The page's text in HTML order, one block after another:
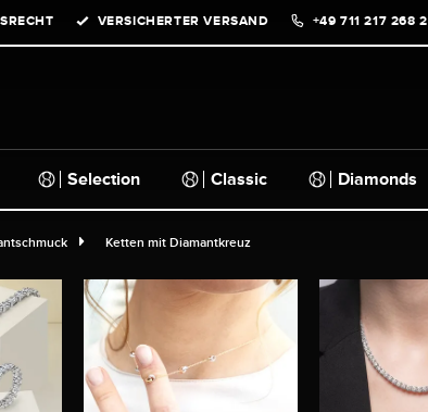
springen
VERSICHERTER VERSAND +49 711 217 268
Selection Classic Diamonds
Ketten mit Diamantkreuz